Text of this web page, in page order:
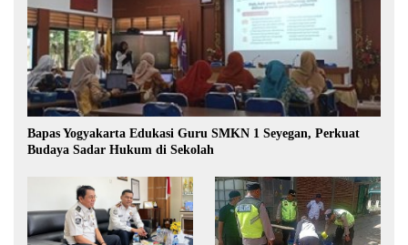
Bapas Yogyakarta Edukasi Guru SMKN 1 Seyegan, Perkuat
Budaya Sadar Hukum di Sekolah